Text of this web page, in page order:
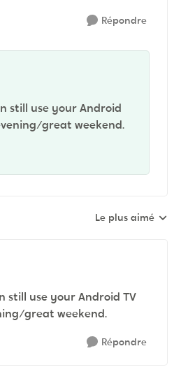
Répondre
still use your Android
great weekend.
Réponses triées par
Le plus aimé
still use your Android TV
great weekend.
Répondre